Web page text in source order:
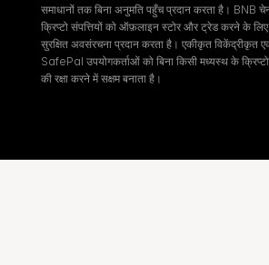
समाधानों तक बिना अनुमति पहुँच प्रदान करता है। BNB चेन
क्रिप्टो संपत्तियों को ऑफ़लाइन स्टोर और ट्रेड करने के लिए
सुरक्षित अवसंरचना प्रदान करता है। एकीकृत विकेंद्रीकृत
SafePal उपयोगकर्ताओं को बिना किसी मध्यस्थ के
की रक्षा करने में सक्षम बनाता है।